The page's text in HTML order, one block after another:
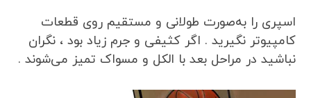
اسپری را به‌صورت طولانی و مستقیم روی قطعات
کامپیوتر نگیرید . اگر کثیفی و جرم زیاد بود ، نگران
نباشید در مراحل بعد با الکل و مسواک تمیز می‌شوند .